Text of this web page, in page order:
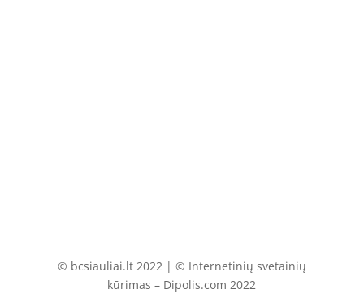
© bcsiauliai.lt 2022 | © Internetinių svetainių
kūrimas – Dipolis.com 2022